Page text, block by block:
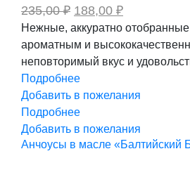
235,00₽ Первоначальная
цена
составляла
235,00 ₽.
188,00 ₽Текущая
цена:
188,00 ₽.
Нежные, аккуратно
ароматным и
неповторимый вкус и
Подробнее
Добавить в пожелания
Подробнее
Добавить в пожелания
Анчоусы в масле «Балтийский